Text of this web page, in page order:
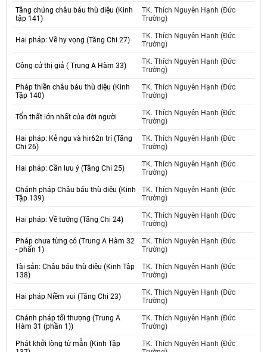
Tăng chúng châu báu thù diệu (Kinh
tập 141)
TK. Thích Nguyên Hạnh (Đức
Trường)
Hai pháp: Về hy vọng (Tăng Chi 27)
TK. Thích Nguyên Hạnh (Đức
Trường)
Công cử thị giả ( Trung A Hàm 33)
TK. Thích Nguyên Hạnh (Đức
Trường)
Pháp thiền châu báu thù diệu (Kinh
Tập 140)
TK. Thích Nguyên Hạnh (Đức
Trường)
Tổn thất lớn nhất của đời người
TK. Thích Nguyên Hạnh (Đức
Trường)
Hai pháp: Kẻ ngu và hir62n trí (Tăng
Chi 26)
TK. Thích Nguyên Hạnh (Đức
Trường)
Hai pháp: Cần lưu ý (Tăng Chi 25)
TK. Thích Nguyên Hạnh (Đức
Trường)
Chánh pháp Châu báu thù diệu (Kinh
Tập 139)
TK. Thích Nguyên Hạnh (Đức
Trường)
Hai pháp: Về tướng (Tăng Chi 24)
TK. Thích Nguyên Hạnh (Đức
Trường)
Pháp chưa từng có (Trung A Hàm 32
- phấn 1)
TK. Thích Nguyên Hạnh (Đức
Trường)
Tài sản: Châu báu thù diệu (Kinh Tập
138)
TK. Thích Nguyên Hạnh (Đức
Trường)
Hai pháp Niềm vui (Tăng Chi 23)
TK. Thích Nguyên Hạnh (Đức
Trường)
Chánh pháp tối thượng (Trung A
Hàm 31 (phần 1))
TK. Thích Nguyên Hạnh (Đức
Trường)
Phát khởi lòng từ mẫn (Kinh Tập
TK. Thích Nguyên Hạnh (Đức